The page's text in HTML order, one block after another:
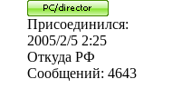
Присоединился:
2005/2/5 2:25
Откуда РФ
Сообщений: 4643